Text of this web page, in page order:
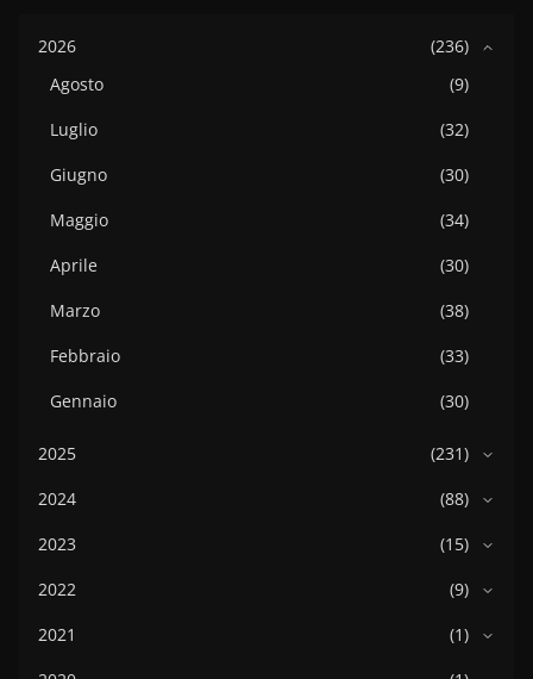
2026
(236)
Agosto
(9)
Luglio
(32)
Giugno
(30)
Maggio
(34)
Aprile
(30)
Marzo
(38)
Febbraio
(33)
Gennaio
(30)
2025
(231)
2024
(88)
2023
(15)
2022
(9)
2021
(1)